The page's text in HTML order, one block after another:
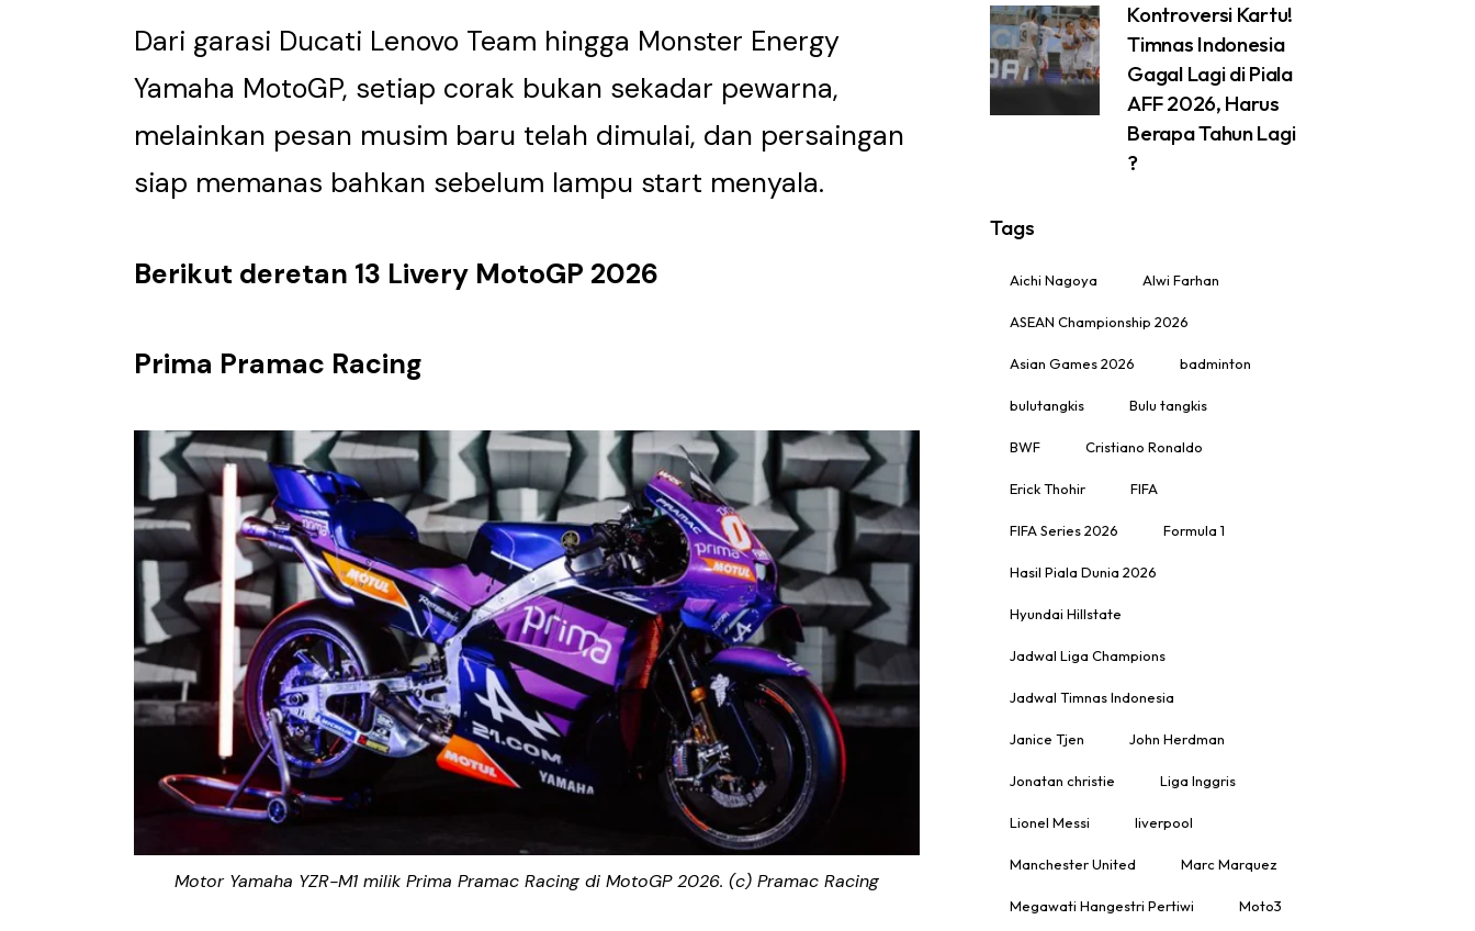
Dari garasi Ducati Lenovo Team hingga Monster Energy
Yamaha MotoGP, setiap corak bukan sekadar pewarna,
melainkan pesan musim baru telah dimulai, dan persaingan
siap memanas bahkan sebelum lampu start menyala.
Berikut deretan 13 Livery MotoGP 2026
Prima Pramac Racing
Motor Yamaha YZR-M1 milik Prima Pramac Racing di MotoGP 2026. (c) Pramac Racing
Kontroversi Kartu!
Timnas Indonesia
Gagal Lagi di Piala
AFF 2026, Harus
Berapa Tahun Lagi
?
Tags
Aichi Nagoya Alwi Farhan
ASEAN Championship 2026
Asian Games 2026 badminton
bulutangkis Bulu tangkis
BWF Cristiano Ronaldo
Erick Thohir FIFA
FIFA Series 2026 Formula 1
Hasil Piala Dunia 2026
Hyundai Hillstate
Jadwal Liga Champions
Jadwal Timnas Indonesia
Janice Tjen John Herdman
Jonatan christie Liga Inggris
Lionel Messi liverpool
Manchester United Marc Marquez
Megawati Hangestri Pertiwi Moto3